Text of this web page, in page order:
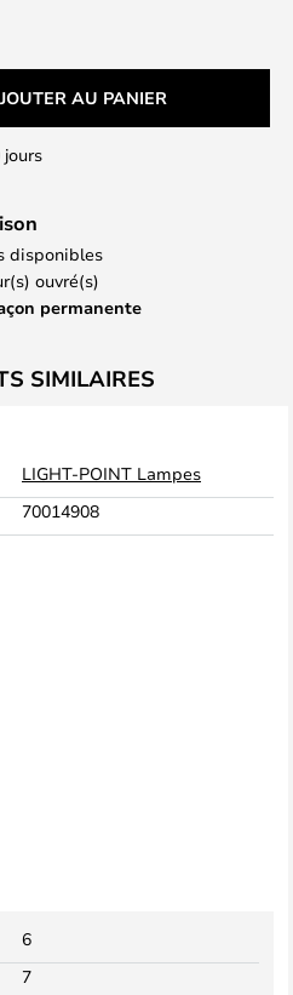
AU PANIER
disponibles
ouvré(s)
permanente
SIMILAIRES
LIGHT-POINT Lampes
70014908
7
6